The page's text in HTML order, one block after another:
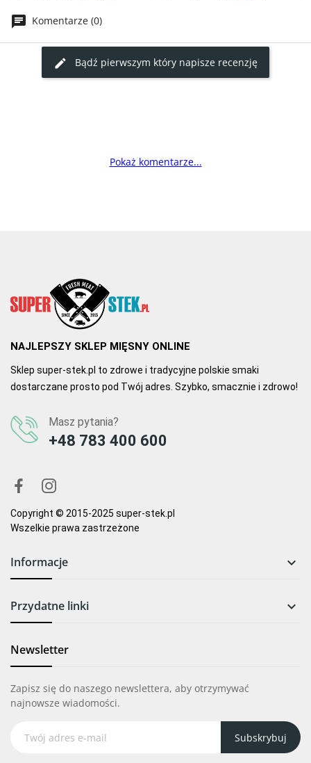
Komentarze (0)
Bądź pierwszym który napisze recenzję
Pokaż komentarze...
NAJLEPSZY SKLEP MIĘSNY ONLINE
Sklep super-stek.pl to zdrowe i tradycyjne polskie smaki
dostarczane prosto pod Twój adres. Szybko, smacznie i zdrowo!
Masz pytania?
+48 783 400 600
Copyright © 2015-2025 super-stek.pl
Wszelkie prawa zastrzeżone
Informacje 
Przydatne linki 
Newsletter
Zapisz się do naszego newslettera, aby otrzymywać
najnowsze wiadomości.
Subskrybuj